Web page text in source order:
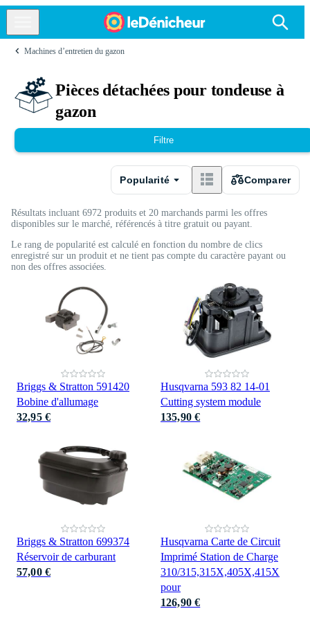
Machines d’entretien du gazon
Pièces détachées pour tondeuse à
gazon
Filtre
Popularité Comparer
Résultats incluant 6972 produits et 20 marchands parmi les offres
disponibles sur le marché, référencés à titre gratuit ou payant.
Le rang de popularité est calculé en fonction du nombre de clics
enregistré sur un produit et ne tient pas compte du caractère payant ou
non des offres associées.
Briggs & Stratton 591420
Bobine d'allumage
32,95 €
Husqvarna 593 82 14-01
Cutting system module
135,90 €
Briggs & Stratton 699374
Réservoir de carburant
57,00 €
Husqvarna Carte de Circuit
Imprimé Station de Charge
310/315,315X,405X,415X
pour
126,90 €